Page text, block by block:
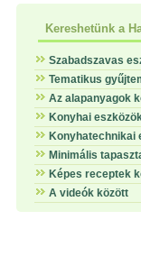
Kereshetünk a
Szabadszavas
Tematikus
Az alapanyagok
Konyhai
Konyhatechnikai
Minimális
Képes receptek
A videók között